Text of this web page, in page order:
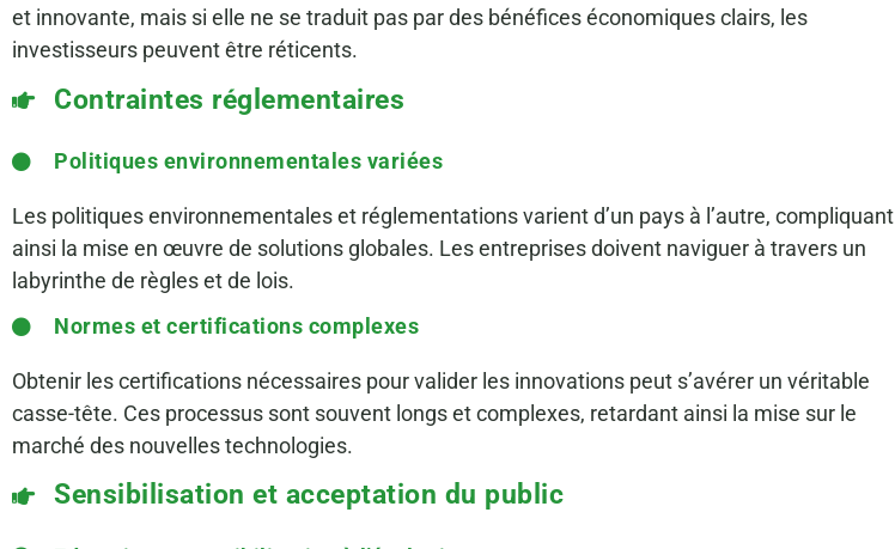
et innovante, mais si elle ne se traduit pas par des bénéfices économiques clairs, les
investisseurs peuvent être réticents.
Contraintes réglementaires
Politiques environnementales variées
Les politiques environnementales et réglementations varient d’un pays à l’autre, compliquant
ainsi la mise en œuvre de solutions globales. Les entreprises doivent naviguer à travers un
labyrinthe de règles et de lois.
Normes et certifications complexes
Obtenir les certifications nécessaires pour valider les innovations peut s’avérer un véritable
casse-tête. Ces processus sont souvent longs et complexes, retardant ainsi la mise sur le
marché des nouvelles technologies.
Sensibilisation et acceptation du public